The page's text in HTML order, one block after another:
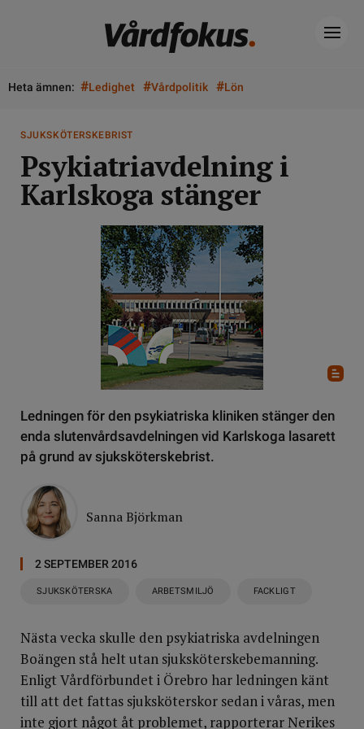
Heta ämnen: #Ledighet #Vårdpolitik #Lön
SJUKSKÖTERSKEBRIST
Psykiatriavdelning i
Karlskoga stänger
Ledningen för den psykiatriska kliniken stänger den
enda slutenvårdsavdelningen vid Karlskoga lasarett
på grund av sjuksköterskebrist.
Sanna Björkman
2 SEPTEMBER 2016
SJUKSKÖTERSKA ARBETSMILJÖ FACKLIGT
Nästa vecka skulle den psykiatriska avdelningen
Boängen stå helt utan sjuksköterskebemanning.
Enligt Vårdförbundet i Örebro har ledningen känt
till att det fattas sjuksköterskor sedan i våras, men
inte gjort något åt problemet, rapporterar Nerikes